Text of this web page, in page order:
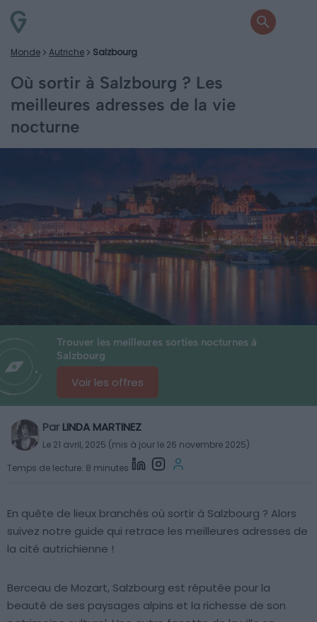
Monde Autriche Salzbourg
Où sortir à Salzbourg ? Les
meilleures adresses de la vie
nocturne
Trouver les meilleures sorties nocturnes à
Salzbourg
Voir les offres
Par LINDA MARTINEZ
Le 21 avril, 2025 (mis à jour le 26 novembre 2025)
Temps de lecture: 8 minutes
En quête de lieux branchés où sortir à Salzbourg ? Alors
suivez notre guide qui retrace les meilleures adresses de
la cité autrichienne !
Berceau de Mozart, Salzbourg est réputée pour la
beauté de ses paysages alpins et la richesse de son